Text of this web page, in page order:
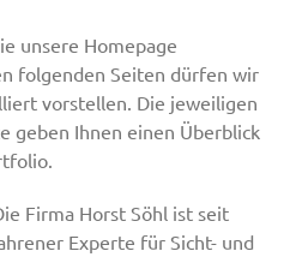
unsere Homepage
folgenden Seiten dürfen wir
vorstellen. Die jeweiligen
geben Ihnen einen Überblick
Firma Horst Söhl ist seit
Experte für Sicht- und